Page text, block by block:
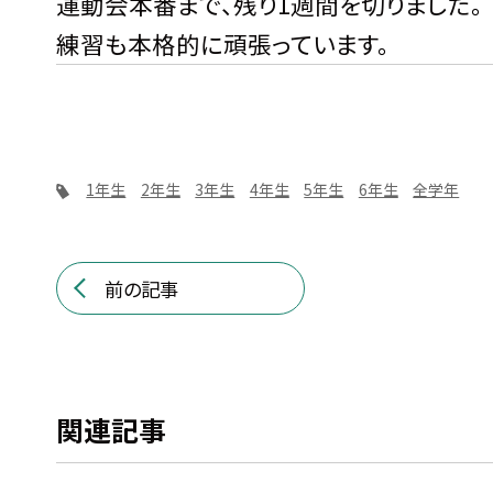
練習も本格的に頑張っています。
1年生 2年生 3年生 4年生 5年生 6年生 全学年
前の記事
関連記事